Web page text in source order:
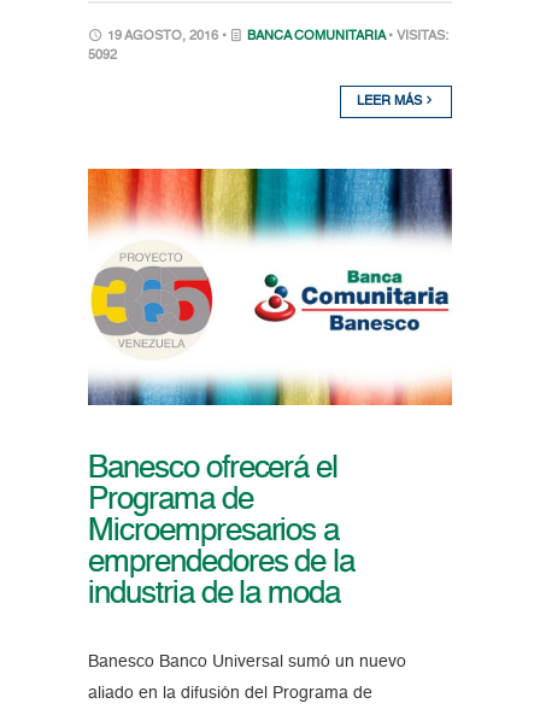
19 AGOSTO, 2016 • BANCA COMUNITARIA • VISITAS:
5092
LEER MÁS
Banesco ofrecerá el
Programa de
Microempresarios a
emprendedores de la
industria de la moda
Banesco Banco Universal sumó un nuevo
aliado en la difusión del Programa de